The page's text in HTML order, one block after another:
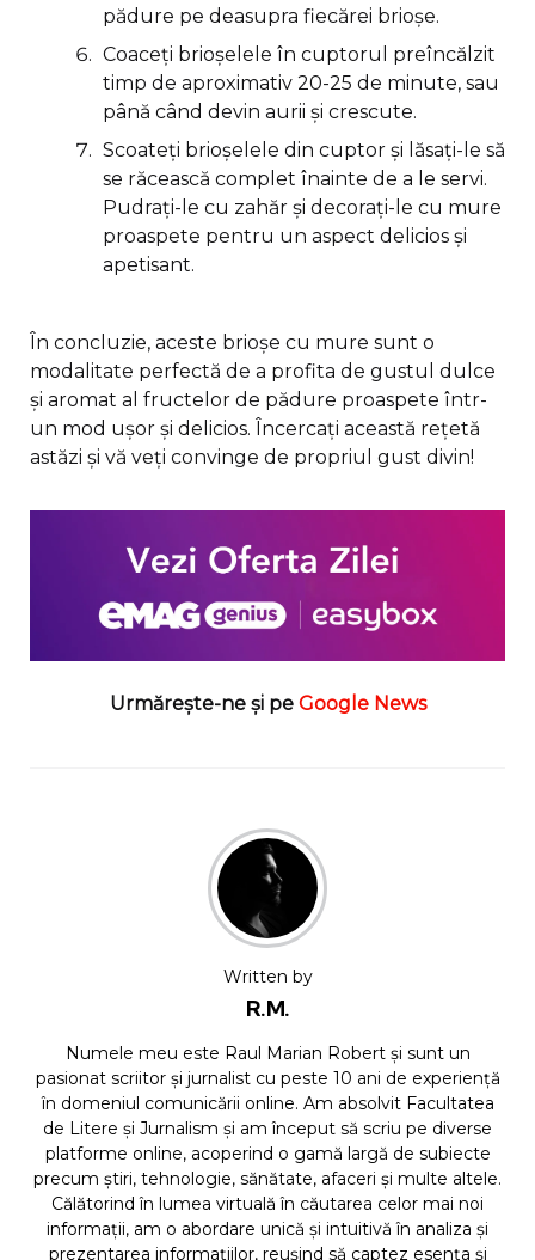
pădure pe deasupra fiecărei brioșe.
Coaceți brioșelele în cuptorul preîncălzit
timp de aproximativ 20-25 de minute, sau
până când devin aurii și crescute.
Scoateți brioșelele din cuptor și lăsați-le să
se răcească complet înainte de a le servi.
Pudrați-le cu zahăr și decorați-le cu mure
proaspete pentru un aspect delicios și
apetisant.
În concluzie, aceste brioșe cu mure sunt o
modalitate perfectă de a profita de gustul dulce
și aromat al fructelor de pădure proaspete într-
un mod ușor și delicios. Încercați această rețetă
astăzi și vă veți convinge de propriul gust divin!
Urmărește-ne și pe Google News
Written by
R.M.
Numele meu este Raul Marian Robert și sunt un
pasionat scriitor și jurnalist cu peste 10 ani de experiență
în domeniul comunicării online. Am absolvit Facultatea
de Litere și Jurnalism și am început să scriu pe diverse
platforme online, acoperind o gamă largă de subiecte
precum știri, tehnologie, sănătate, afaceri și multe altele.
Călătorind în lumea virtuală în căutarea celor mai noi
informații, am o abordare unică și intuitivă în analiza și
prezentarea informațiilor, reușind să captez esența și